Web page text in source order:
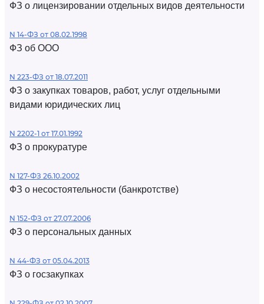
ФЗ о лицензировании отдельных видов деятельности
N 14-ФЗ от 08.02.1998
ФЗ об ООО
N 223-ФЗ от 18.07.2011
ФЗ о закупках товаров, работ, услуг отдельными
видами юридических лиц
N 2202-1 от 17.01.1992
ФЗ о прокуратуре
N 127-ФЗ 26.10.2002
ФЗ о несостоятельности (банкротстве)
N 152-ФЗ от 27.07.2006
ФЗ о персональных данных
N 44-ФЗ от 05.04.2013
ФЗ о госзакупках